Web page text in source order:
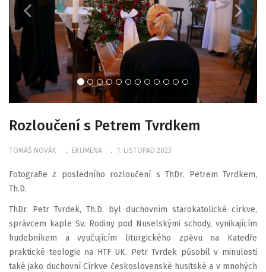
Rozloučení s Petrem Tvrdkem
TOMÁŠ NOVÁK EKUMENA 1. LISTOPAD 2023
Fotografie z posledního rozloučení s ThDr. Petrem Tvrdkem,
Th.D.
ThDr. Petr Tvrdek, Th.D. byl duchovním starokatolické církve,
správcem kaple Sv. Rodiny pod Nuselskými schody, vynikajícím
hudebníkem a vyučujícím liturgického zpěvu na Katedře
praktické teologie na HTF UK. Petr Tvrdek působil v minulosti
také jako duchovní Církve československé husitské a v mnohých